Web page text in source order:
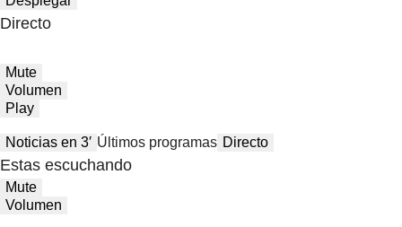
Directo
Mute
Volumen
Play
Noticias en 3′ Últimos programas Directo
Estas escuchando
Mute
Volumen